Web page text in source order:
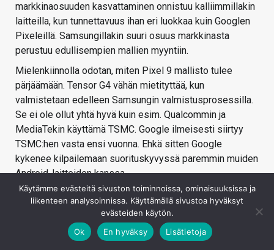
markkinaosuuden kasvattaminen onnistuu kalliimmillakin
laitteilla, kun tunnettavuus ihan eri luokkaa kuin Googlen
Pixeleillä. Samsungillakin suuri osuus markkinasta
perustuu edullisempien mallien myyntiin.
Mielenkiinnolla odotan, miten Pixel 9 mallisto tulee
pärjäämään. Tensor G4 vähän mietityttää, kun
valmistetaan edelleen Samsungin valmistusprosessilla.
Se ei ole ollut yhtä hyvä kuin esim. Qualcommin ja
MediaTekin käyttämä TSMC. Google ilmeisesti siirtyy
TSMC:hen vasta ensi vuonna. Ehkä sitten Google
kykenee kilpailemaan suorituskyvyssä paremmin muiden
Android-laitteiden kanssa.
Suorituskyky on kuitenkin loppujen lopuksi sivuseikka ja
ohjelmisto merkkaa enemmän päivittäisessä käytössä.
Saapa nähdä onko eri Googlen palvelut vihdoin saatavilla
suomeksi vai onko niitä edelleen rajoitettu
Käytämme evästeitä sivuston toiminnoissa, ominaisuuksissa ja
liikenteen analysoinnissa. Käyttämällä sivustoa hyväksyt
evästeiden käytön.
Ok
En hyväksy Lisätietoja